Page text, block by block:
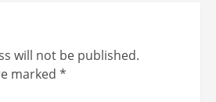
will not be published.
marked *